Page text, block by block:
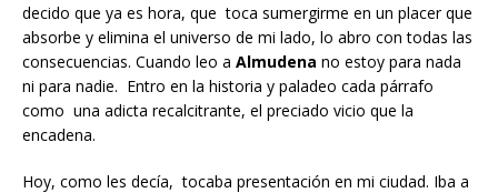
decido que ya es hora, que toca sumergirme en un placer que
absorbe y elimina el universo de mi lado, lo abro con todas las
consecuencias. Cuando leo a Almudena no estoy para nada
ni para nadie. Entro en la historia y paladeo cada párrafo
como una adicta recalcitrante, el preciado vicio que la
encadena.
Hoy, como les decía, tocaba presentación en mi ciudad. Iba a